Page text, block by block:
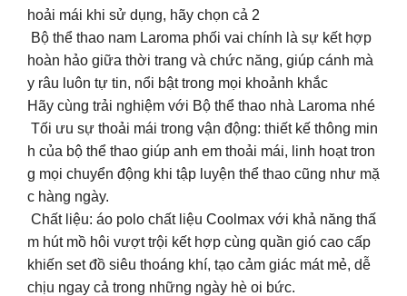
hoải mái khi sử dụng, hãy chọn cả 2
Bộ thể thao nam Laroma phối vai chính là sự kết hợp
hoàn hảo giữa thời trang và chức năng, giúp cánh mà
y râu luôn tự tin, nổi bật trong mọi khoảnh khắc
Hãy cùng trải nghiệm với Bộ thể thao nhà Laroma nhé
Tối ưu sự thoải mái trong vận động: thiết kế thông min
h của bộ thể thao giúp anh em thoải mái, linh hoạt tron
g mọi chuyển động khi tập luyện thể thao cũng như mặ
c hàng ngày.
Chất liệu: áo polo chất liệu Coolmax với khả năng thấ
m hút mồ hôi vượt trội kết hợp cùng quần gió cao cấp
khiến set đồ siêu thoáng khí, tạo cảm giác mát mẻ, dễ
chịu ngay cả trong những ngày hè oi bức.